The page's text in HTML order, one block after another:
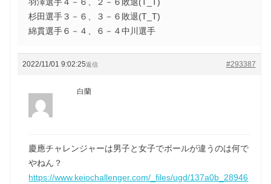
杉田選手３－６、３－６敗退(T_T)
綿貫選手６－４、６－４中川選手
2022/11/01 9:02:25 #293387
返信
白蘭
慶應チャレンジャーは男子と女子でボールが違うのは何で
やねん？
https://www.keiochallenger.com/_files/ugd/137a0b_28946